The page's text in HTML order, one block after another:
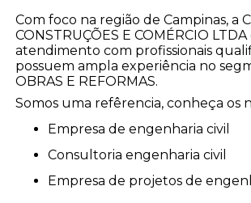
Com foco na região de Campinas, a
CONSTRUÇÕES E COMÉRCIO
atendimento com profissionais
possuem ampla experiência no
OBRAS E REFORMAS.
Somos uma refêrencia, conheça os
empresa de engenharia civil
consultoria engenharia civil
empresa de projetos de